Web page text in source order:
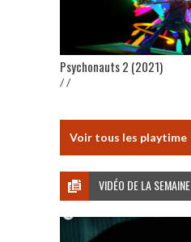
Psychonauts 2 (2021)
/ /
Voir tous les playtime
VIDÉO DE LA SEMAINE